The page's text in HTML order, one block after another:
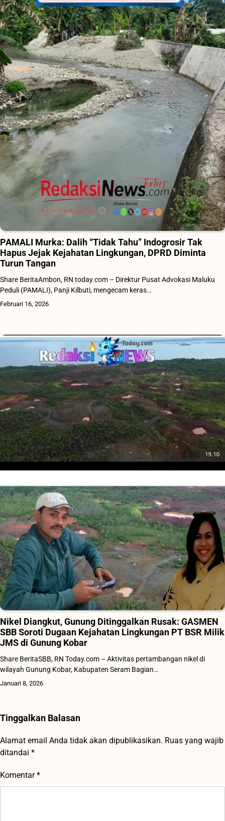
PAMALI Murka: Dalih “Tidak Tahu” Indogrosir Tak
Hapus Jejak Kejahatan Lingkungan, DPRD Diminta
Turun Tangan
Share BeritaAmbon, RN today.com – Direktur Pusat Advokasi Maluku
Peduli (PAMALI), Panji Kilbuti, mengecam keras…
Februari 16, 2026
Nikel Diangkut, Gunung Ditinggalkan Rusak: GASMEN
SBB Soroti Dugaan Kejahatan Lingkungan PT BSR Milik
JMS di Gunung Kobar
Share BeritaSBB, RN Today.com – Aktivitas pertambangan nikel di
wilayah Gunung Kobar, Kabupaten Seram Bagian…
Januari 8, 2026
Tinggalkan Balasan
Alamat email Anda tidak akan dipublikasikan. Ruas yang wajib
ditandai *
Komentar*